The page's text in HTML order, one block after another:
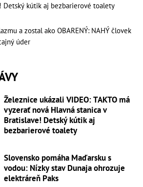
Detský kútik aj bezbarierové toalety
a zostal ako OBARENÝ: NAHÝ človek
úder
Železnice ukázali VIDEO: TAKTO má
vyzerať nová Hlavná stanica v
Bratislave! Detský kútik aj
bezbarierové toalety
Slovensko pomáha Maďarsku s
vodou: Nízky stav Dunaja ohrozuje
elektráreň Paks